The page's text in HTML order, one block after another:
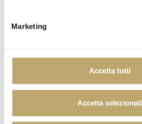
Marketing
Accetta tutti
Accetta selezionati
DESSERT